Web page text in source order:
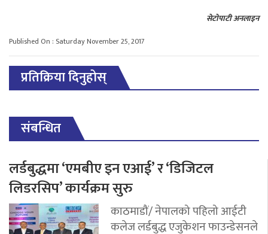
सेटाेपाटी अनलाइन
Published On : Saturday November 25, 2017
प्रतिक्रिया दिनुहोस्
संबन्धित
लर्डबुद्धमा ‘एमबीए इन एआई’ र ‘डिजिटल
लिडरसिप’ कार्यक्रम सुरु
काठमाडौं/ नेपालको पहिलो आईटी
कलेज लर्डबुद्ध एजुकेशन फाउन्डेसनले